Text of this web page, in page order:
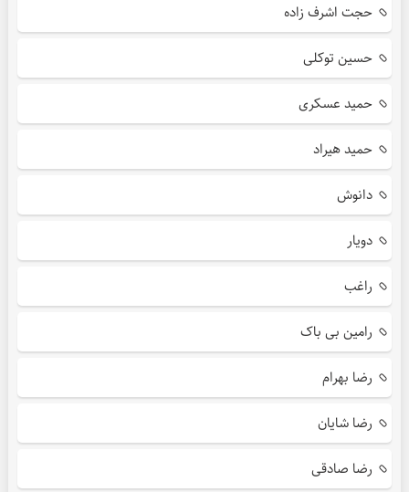
حجت اشرف زاده
حسین توکلی
حمید عسکری
حمید هیراد
دانوش
دویار
راغب
رامین بی باک
رضا بهرام
رضا شایان
رضا صادقی